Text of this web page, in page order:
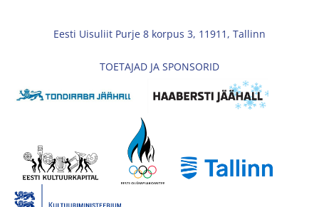
Eesti Uisuliit Purje 8 korpus 3, 11911, Tallinn
TOETAJAD JA SPONSORID